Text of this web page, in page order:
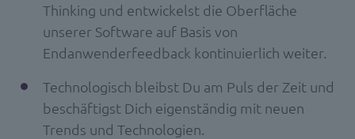
Thinking und entwickelst die Oberfläche
unserer Software auf Basis von
Endanwenderfeedback kontinuierlich weiter.
Technologisch bleibst Du am Puls der Zeit und
beschäftigst Dich eigenständig mit neuen
Trends und Technologien.